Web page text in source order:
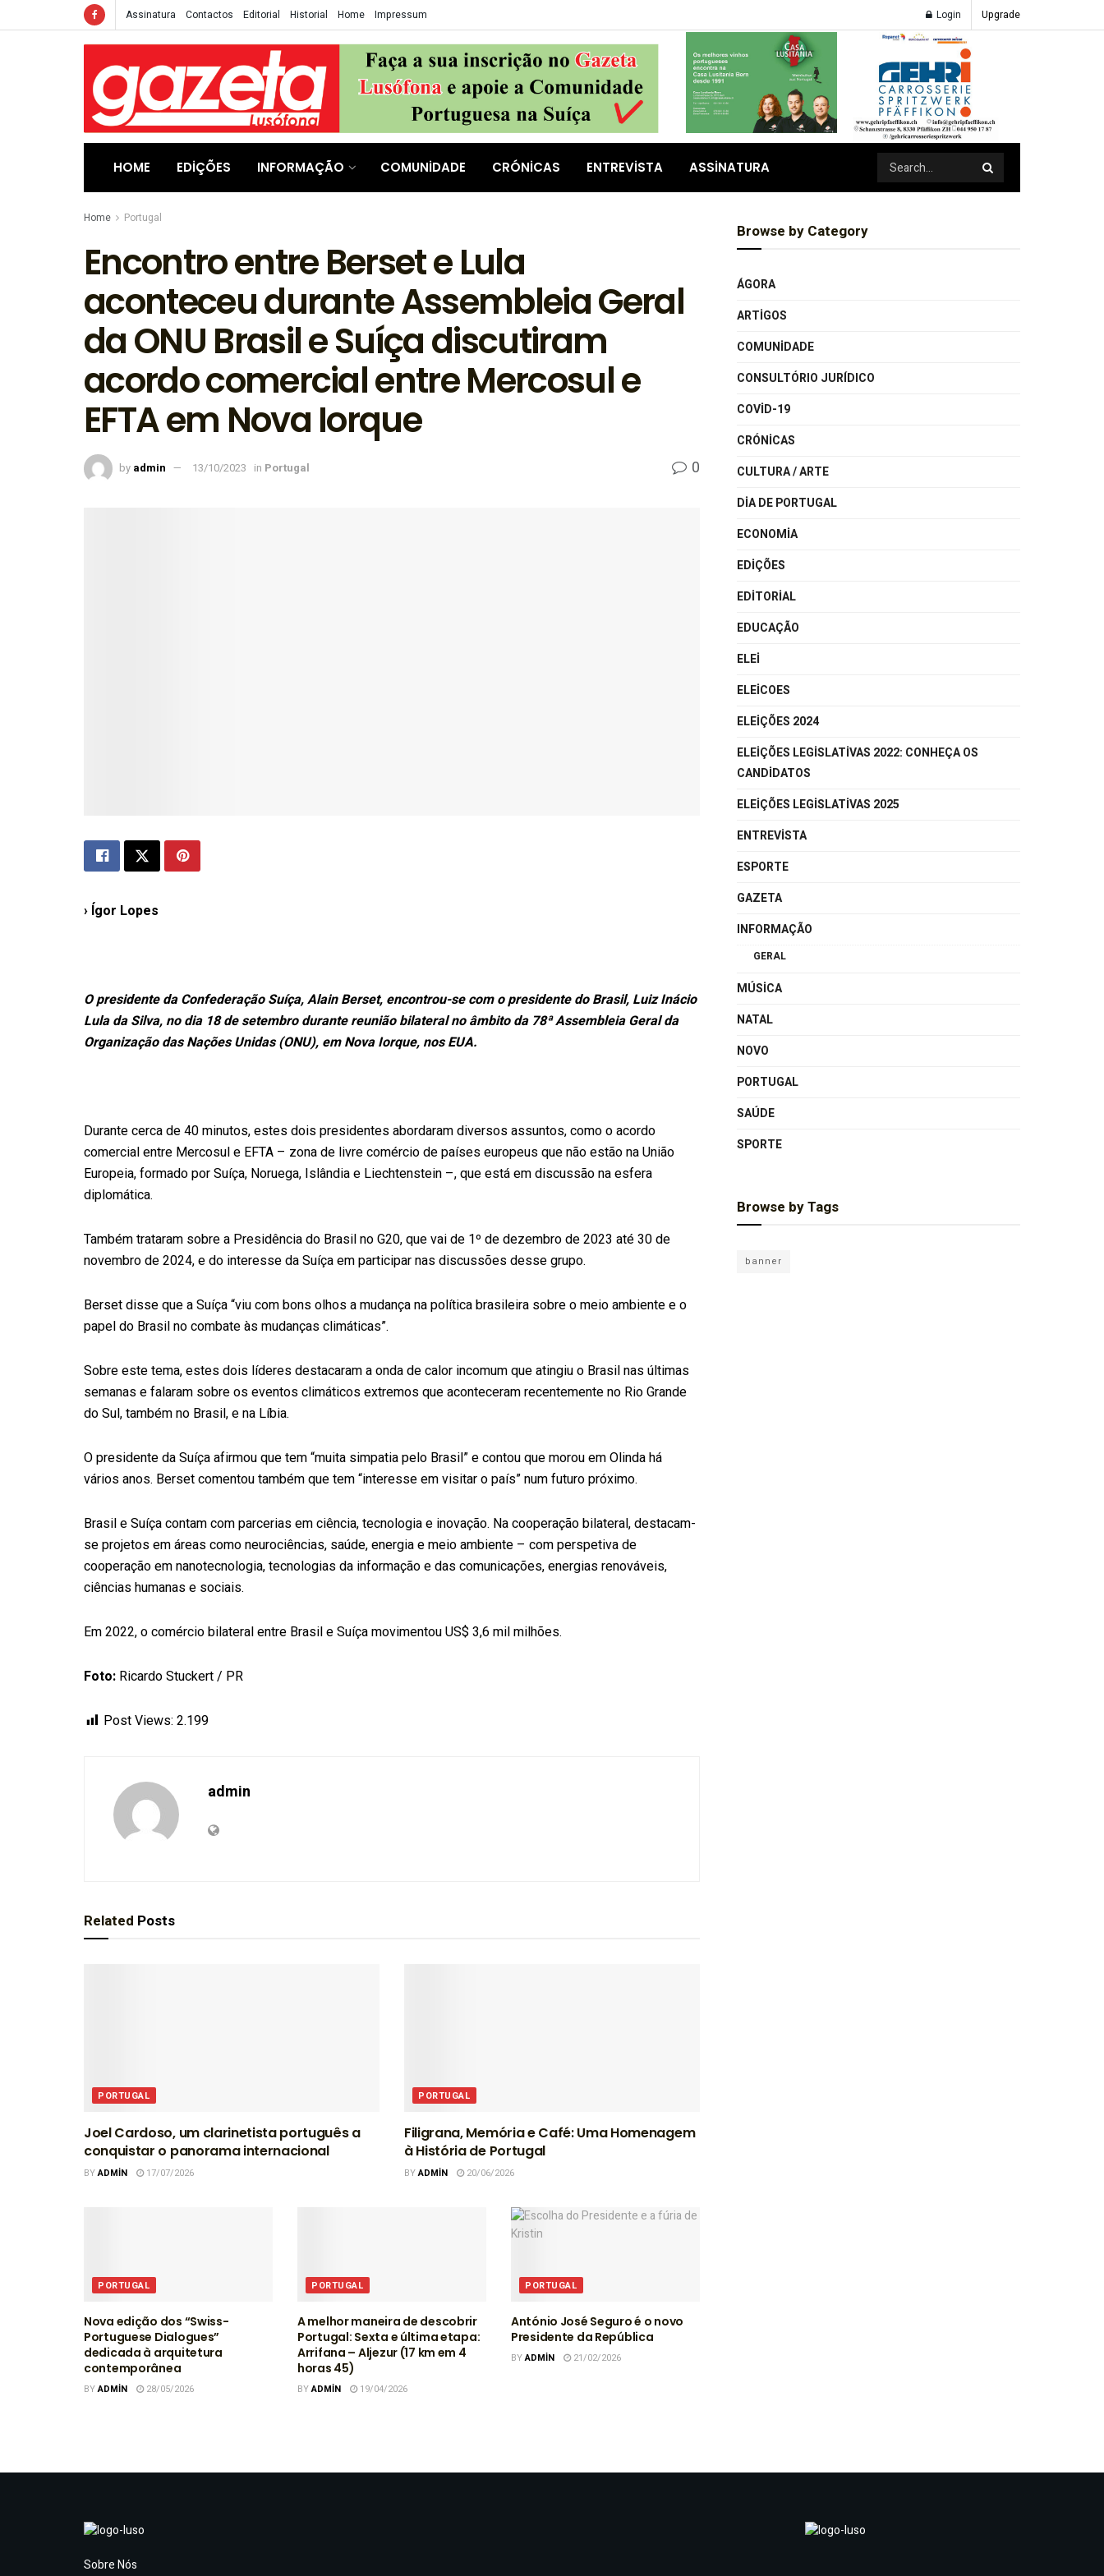
Assinatura Contactos Editorial Historial Home Impressum Login Upgrade
HOME EDIÇÕES INFORMAÇÃO COMUNIDADE CRÓNICAS ENTREVISTA ASSINATURA
Home Portugal
Encontro entre Berset e Lula
aconteceu durante Assembleia Geral
da ONU Brasil e Suíça discutiram
acordo comercial entre Mercosul e
EFTA em Nova Iorque
by admin 13/10/2023 in Portugal 0
› Ígor Lopes
O presidente da Confederação Suíça, Alain Berset, encontrou-se com o presidente do Brasil, Luiz Inácio
Lula da Silva, no dia 18 de setembro durante reunião bilateral no âmbito da 78ª Assembleia Geral da
Organização das Nações Unidas (ONU), em Nova Iorque, nos EUA.
Durante cerca de 40 minutos, estes dois presidentes abordaram diversos assuntos, como o acordo
comercial entre Mercosul e EFTA – zona de livre comércio de países europeus que não estão na União
Europeia, formado por Suíça, Noruega, Islândia e Liechtenstein –, que está em discussão na esfera
diplomática.
Também trataram sobre a Presidência do Brasil no G20, que vai de 1º de dezembro de 2023 até 30 de
novembro de 2024, e do interesse da Suíça em participar nas discussões desse grupo.
Berset disse que a Suíça “viu com bons olhos a mudança na política brasileira sobre o meio ambiente e o
papel do Brasil no combate às mudanças climáticas”.
Sobre este tema, estes dois líderes destacaram a onda de calor incomum que atingiu o Brasil nas últimas
semanas e falaram sobre os eventos climáticos extremos que aconteceram recentemente no Rio Grande
do Sul, também no Brasil, e na Líbia.
O presidente da Suíça afirmou que tem “muita simpatia pelo Brasil” e contou que morou em Olinda há
vários anos. Berset comentou também que tem “interesse em visitar o país” num futuro próximo.
Brasil e Suíça contam com parcerias em ciência, tecnologia e inovação. Na cooperação bilateral, destacam-
se projetos em áreas como neurociências, saúde, energia e meio ambiente – com perspetiva de
cooperação em nanotecnologia, tecnologias da informação e das comunicações, energias renováveis,
ciências humanas e sociais.
Em 2022, o comércio bilateral entre Brasil e Suíça movimentou US$ 3,6 mil milhões.
Foto: Ricardo Stuckert / PR
Post Views: 2.199
admin
Related Posts
PORTUGAL
Joel Cardoso, um clarinetista português a
conquistar o panorama internacional
BYADMIN 17/07/2026
PORTUGAL
Filigrana, Memória e Café: Uma Homenagem
à História de Portugal
BYADMIN 20/06/2026
PORTUGAL
Nova edição dos “Swiss-
Portuguese Dialogues”
dedicada à arquitetura
contemporânea
BYADMIN 28/05/2026
PORTUGAL
A melhor maneira de descobrir
Portugal: Sexta e última etapa:
Arrifana – Aljezur (17 km em 4
horas 45)
BYADMIN 19/04/2026
PORTUGAL
António José Seguro é o novo
Presidente da República
BYADMIN 21/02/2026
Browse by Category
ÁGORA
ARTIGOS
COMUNIDADE
CONSULTÓRIO JURÍDICO
COVID-19
CRÓNICAS
CULTURA / ARTE
DIA DE PORTUGAL
ECONOMIA
EDIÇÕES
EDITORIAL
EDUCAÇÃO
ELEI
ELEICOES
ELEIÇÕES 2024
ELEIÇÕES LEGISLATIVAS 2022: CONHEÇA OS
CANDIDATOS
ELEIÇÕES LEGISLATIVAS 2025
ENTREVISTA
ESPORTE
GAZETA
INFORMAÇÃO
GERAL
MÚSICA
NATAL
NOVO
PORTUGAL
SAÚDE
SPORTE
Browse by Tags
banner
Sobre Nós